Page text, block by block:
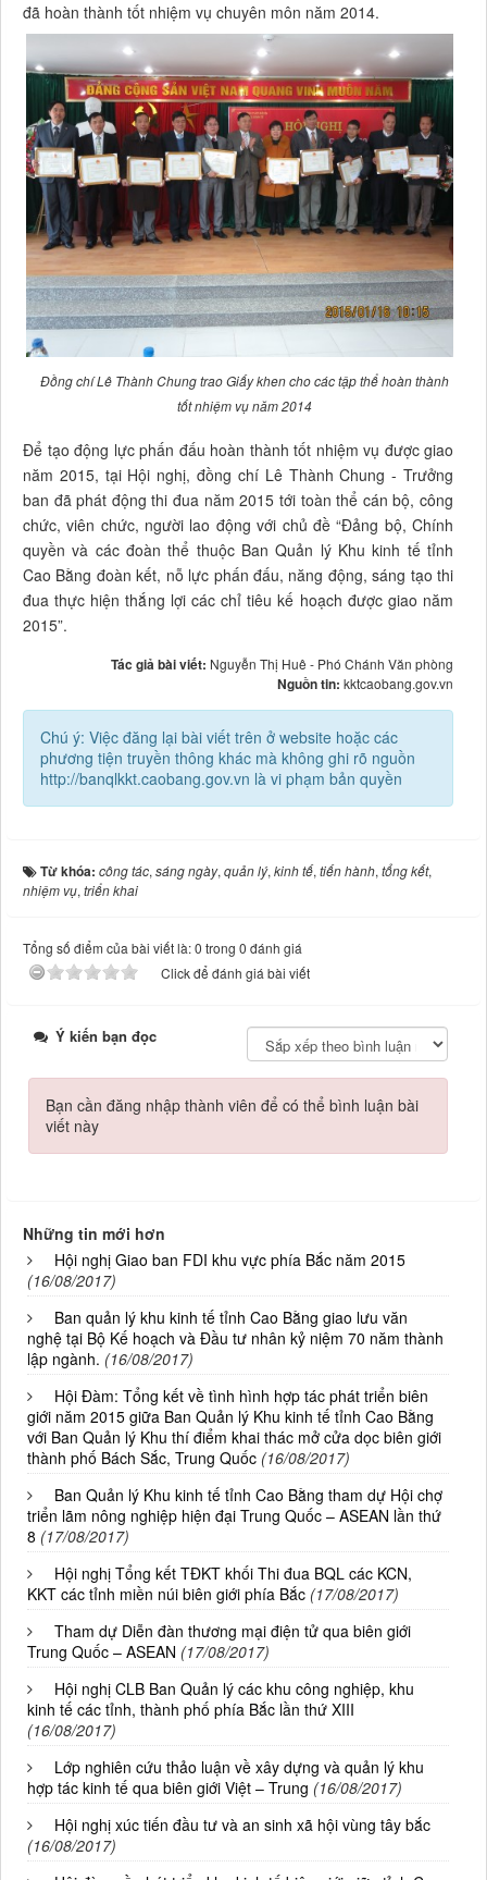
đã hoàn thành tốt nhiệm vụ chuyên môn năm 2014.
Đồng chí Lê Thành Chung trao Giấy khen cho các tập thể hoàn thành
tốt nhiệm vụ năm 2014
Để tạo động lực phấn đấu hoàn thành tốt nhiệm vụ được giao
năm 2015, tại Hội nghị, đồng chí Lê Thành Chung - Trưởng
ban đã phát động thi đua năm 2015 tới toàn thể cán bộ, công
chức, viên chức, người lao động với chủ đề “Đảng bộ, Chính
quyền và các đoàn thể thuộc Ban Quản lý Khu kinh tế tỉnh
Cao Bằng đoàn kết, nỗ lực phấn đấu, năng động, sáng tạo thi
đua thực hiện thắng lợi các chỉ tiêu kế hoạch được giao năm
2015”.
Tác giả bài viết: Nguyễn Thị Huê - Phó Chánh Văn phòng
Nguồn tin: kktcaobang.gov.vn
Chú ý: Việc đăng lại bài viết trên ở website hoặc các
phương tiện truyền thông khác mà không ghi rõ nguồn
http://banqlkkt.caobang.gov.vn là vi phạm bản quyền
Từ khóa: công tác, sáng ngày, quản lý, kinh tế, tiến hành, tổng kết,
nhiệm vụ, triển khai
Tổng số điểm của bài viết là: 0 trong 0 đánh giá
Click để đánh giá bài viết
Ý kiến bạn đọc
Bạn cần đăng nhập thành viên để có thể bình luận bài
viết này
Những tin mới hơn
Hội nghị Giao ban FDI khu vực phía Bắc năm 2015
(16/08/2017)
Ban quản lý khu kinh tế tỉnh Cao Bằng giao lưu văn
nghệ tại Bộ Kế hoạch và Đầu tư nhân kỷ niệm 70 năm thành
lập ngành. (16/08/2017)
Hội Đàm: Tổng kết về tình hình hợp tác phát triển biên
giới năm 2015 giữa Ban Quản lý Khu kinh tế tỉnh Cao Bằng
với Ban Quản lý Khu thí điểm khai thác mở cửa dọc biên giới
thành phố Bách Sắc, Trung Quốc (16/08/2017)
Ban Quản lý Khu kinh tế tỉnh Cao Bằng tham dự Hội chợ
triển lãm nông nghiệp hiện đại Trung Quốc – ASEAN lần thứ
8 (17/08/2017)
Hội nghị Tổng kết TĐKT khối Thi đua BQL các KCN,
KKT các tỉnh miền núi biên giới phía Bắc (17/08/2017)
Tham dự Diễn đàn thương mại điện tử qua biên giới
Trung Quốc – ASEAN (17/08/2017)
Hội nghị CLB Ban Quản lý các khu công nghiệp, khu
kinh tế các tỉnh, thành phố phía Bắc lần thứ XIII
(16/08/2017)
Lớp nghiên cứu thảo luận về xây dựng và quản lý khu
hợp tác kinh tế qua biên giới Việt – Trung (16/08/2017)
Hội nghị xúc tiến đầu tư và an sinh xã hội vùng tây bắc
(16/08/2017)